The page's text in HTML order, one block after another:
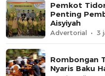
Pemkot
Penting
Aisyiyah
Advertorial 3
Rombongan
Nyaris Baku